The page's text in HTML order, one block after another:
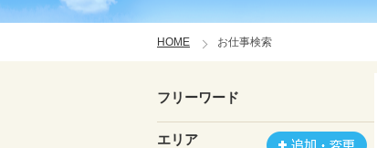
HOME お仕事検索
フリーワード
エリア